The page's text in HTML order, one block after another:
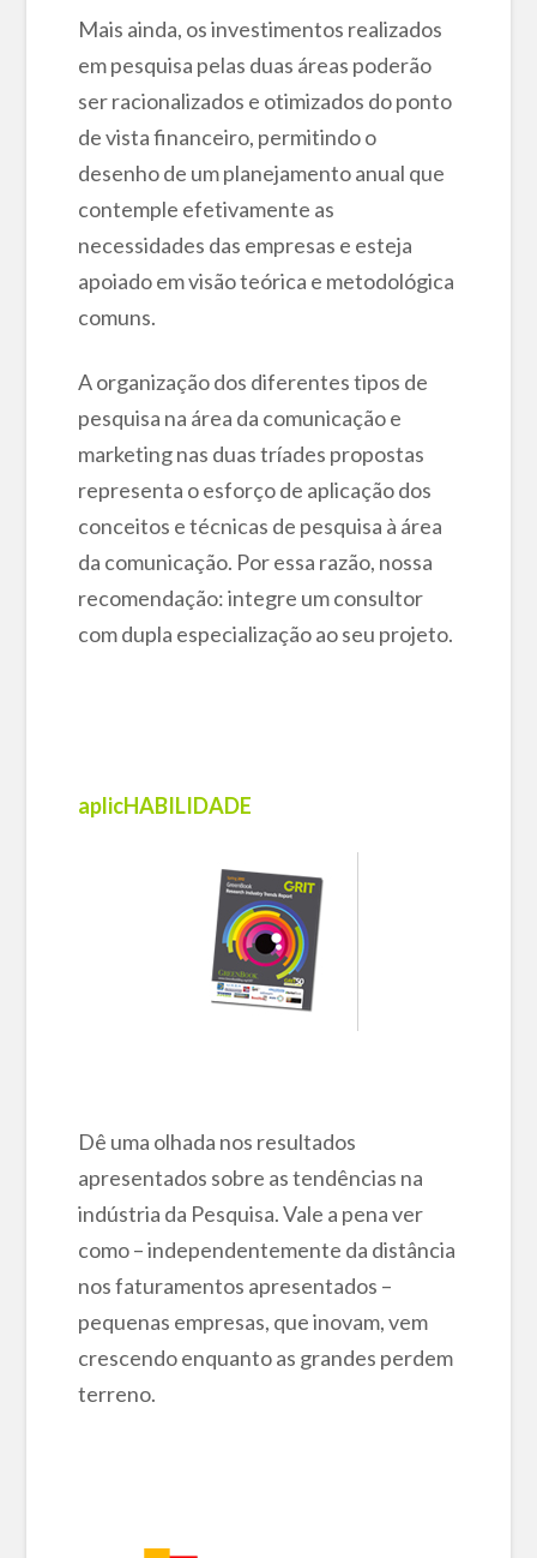
Mais ainda, os investimentos realizados
em pesquisa pelas duas áreas poderão
ser racionalizados e otimizados do ponto
de vista financeiro, permitindo o
desenho de um planejamento anual que
contemple efetivamente as
necessidades das empresas e esteja
apoiado em visão teórica e metodológica
comuns.
A organização dos diferentes tipos de
pesquisa na área da comunicação e
marketing nas duas tríades propostas
representa o esforço de aplicação dos
conceitos e técnicas de pesquisa à área
da comunicação. Por essa razão, nossa
recomendação: integre um consultor
com dupla especialização ao seu projeto.
aplicHABILIDADE
Dê uma olhada nos resultados
apresentados sobre as tendências na
indústria da Pesquisa. Vale a pena ver
como – independentemente da distância
nos faturamentos apresentados –
pequenas empresas, que inovam, vem
crescendo enquanto as grandes perdem
terreno.